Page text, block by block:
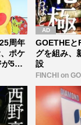
周年
ポケ
5
GOETHEと
グを組み、
設
FINCHI on